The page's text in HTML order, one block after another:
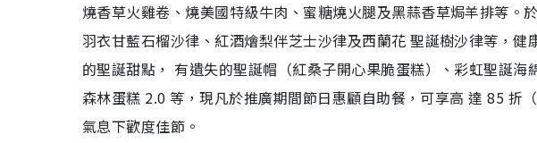
燒香草火雞卷、燒美國特級牛肉、蜜糖燒火腿及黑蒜香草焗羊排等。
羽衣甘藍石榴沙律、紅酒燴梨伴芝士沙律及西蘭花 聖誕樹沙律等，
的聖誕甜點， 有遺失的聖誕帽（紅桑子開心果脆蛋糕）、彩虹聖誕
森林蛋糕 2.0 等，現凡於推廣期間節日惠顧自助餐，可享高 達 85 折
氣息下歡度佳節。